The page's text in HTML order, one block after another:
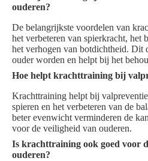
ouderen?
De belangrijkste voordelen van
het verbeteren van spierkracht, het
het verhogen van botdichtheid. Dit
ouder worden en helpt bij het
Hoe helpt krachttraining bij
Krachttraining helpt bij
spieren en het verbeteren van de
beter evenwicht verminderen de
voor de veiligheid van ouderen.
Is krachttraining ook goed voor
ouderen?